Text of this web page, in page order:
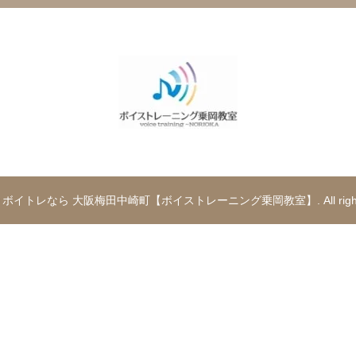
イトレなら 大阪梅田中崎町【ボイストレーニング乗岡教室】. All